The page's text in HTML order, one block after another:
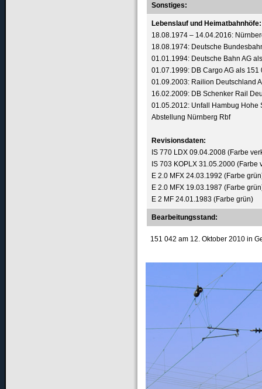
Sonstiges:
Lebenslauf und Heimatbahnhöfe:
18.08.1974 – 14.04.2016:
18.08.1974: Deutsche
01.01.1994: Deutsche Bahn AG
01.07.1999: DB Cargo AG als 151
01.09.2003: Railion Deutschland
16.02.2009: DB Schenker Rail
01.05.2012: Unfall Hambug Hohe
Abstellung Nürnberg Rbf
Revisionsdaten:
IS 770 LDX 09.04.2008(Farbe
IS 703 KOPLX 31.05.2000 (Farbe
E 2.0 MFX 24.03.1992 (Farbe
E 2.0 MFX 19.03.1987 (Farbe
E 2 MF 24.01.1983 (Farbe grün)
Bearbeitungsstand:
151 042 am 12. Oktober 2010 in